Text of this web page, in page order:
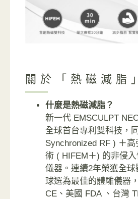
關於「熱磁減脂
什麼是熱磁減脂？
新一代 EMSCULPT
全球首台專利雙科技，
Synchronized RF ) ＋
術 ( HIFEM＋) 的非侵
儀器。連續2年榮獲全
球選為最佳的體雕儀器
CE、美國 FDA 、台灣